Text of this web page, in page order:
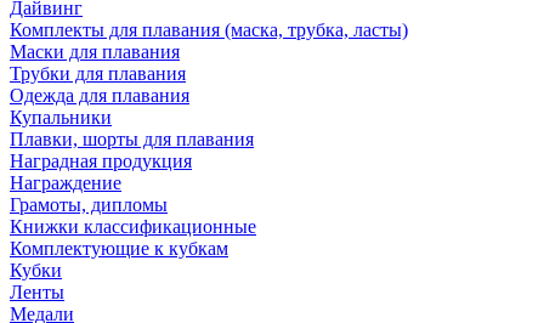
Дайвинг
Комплекты для плавания (маска, трубка, ласты)
Маски для плавания
Трубки для плавания
Одежда для плавания
Купальники
Плавки, шорты для плавания
Наградная продукция
Награждение
Грамоты, дипломы
Книжки классификационные
Комплектующие к кубкам
Кубки
Ленты
Медали